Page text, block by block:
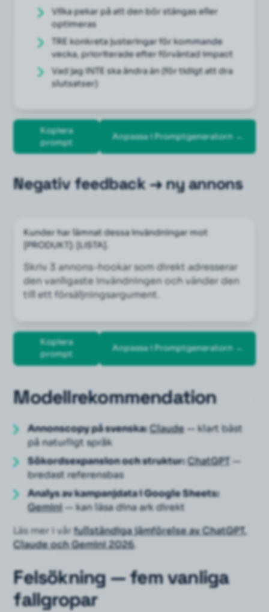
Vilka pekar på att den bör stängas eller
optimeras
TRE konkreta justeringar för kommande
vecka, prioriterade efter förväntad impact
Vad jag INTE ska ändra än (för tidigt att dra
slutsatser)
Kopiera
prompt
Anpassa i Promptgeneratorn →
Negativ feedback → ny annons
Kunder har lämnat dessa invändningar mot
[PRODUKT]: [LISTA].
Skriv 3 annons-hookar som direkt adresserar
den vanligaste invändningen och vänder den
till ett försäljningsargument.
Kopiera
prompt
Anpassa i Promptgeneratorn →
Modellrekommendation
Annonscopy på svenska: Claude— klart bäst
på naturligt språk
Sökordsexpansion och struktur: ChatGPT —
bredast referensbas
Analys av kampanjdata i Google Sheets:
Gemini — kan läsa dina ark direkt
Läs mer i vårfullständiga jämförelse av ChatGPT,
Claude och Gemini 2026.
Felsökning — fem vanliga
fallgropar